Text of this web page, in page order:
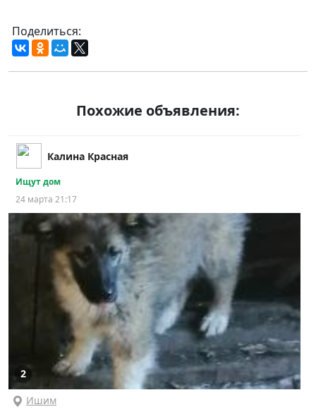
Поделиться:
Похожие объявления:
Калина Красная
Ищут дом
24 марта 21:17
2
Ишим